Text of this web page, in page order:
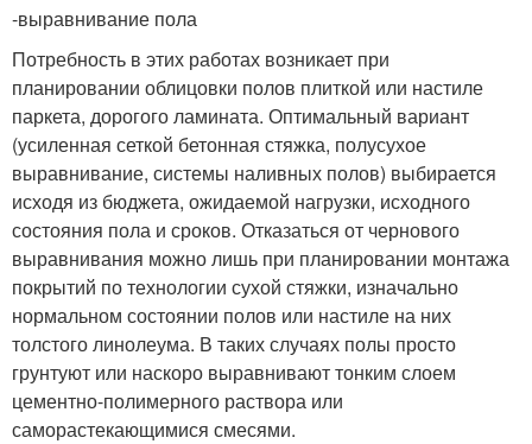
-выравнивание пола
Потребность в этих работах возникает при
планировании облицовки полов плиткой или настиле
паркета, дорогого ламината. Оптимальный вариант
(усиленная сеткой бетонная стяжка, полусухое
выравнивание, системы наливных полов) выбирается
исходя из бюджета, ожидаемой нагрузки, исходного
состояния пола и сроков. Отказаться от чернового
выравнивания можно лишь при планировании монтажа
покрытий по технологии сухой стяжки, изначально
нормальном состоянии полов или настиле на них
толстого линолеума. В таких случаях полы просто
грунтуют или наскоро выравнивают тонким слоем
цементно-полимерного раствора или
саморастекающимися смесями.